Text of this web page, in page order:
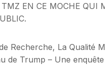
EN CE MOCHE QUI
Recherche, La Qualité
de Trump – Une